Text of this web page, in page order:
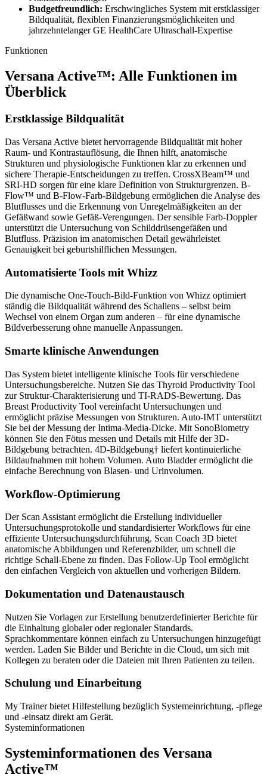
Budgetfreundlich: Erschwingliches System mit erstklassiger
Bildqualität, flexiblen Finanzierungsmöglichkeiten und
jahrzehntelanger GE HealthCare Ultraschall-Expertise
Funktionen
Versana Active™: Alle Funktionen im
Überblick
Erstklassige Bildqualität
Das Versana Active bietet hervorragende Bildqualität mit hoher
Raum- und Kontrastauflösung, die Ihnen hilft, anatomische
Strukturen und physiologische Funktionen klar zu erkennen und
sichere Therapie-Entscheidungen zu treffen. CrossXBeam™ und
SRI-HD sorgen für eine klare Definition von Strukturgrenzen. B-
Flow™ und B-Flow-Farb-Bildgebung ermöglichen die Analyse des
Blutflusses und die Erkennung von Unregelmäßigkeiten an der
Gefäßwand sowie Gefäß-Verengungen. Der sensible Farb-Doppler
unterstützt die Untersuchung von Schilddrüsengefäßen und
Blutfluss. Präzision im anatomischen Detail gewährleistet
Genauigkeit bei geburtshilflichen Messungen.
Automatisierte Tools mit Whizz
Die dynamische One-Touch-Bild-Funktion von Whizz optimiert
ständig die Bildqualität während des Schallens – selbst beim
Wechsel von einem Organ zum anderen – für eine dynamische
Bildverbesserung ohne manuelle Anpassungen.
Smarte klinische Anwendungen
Das System bietet intelligente klinische Tools für verschiedene
Untersuchungsbereiche. Nutzen Sie das Thyroid Productivity Tool
zur Struktur-Charakterisierung und TI-RADS-Bewertung. Das
Breast Productivity Tool vereinfacht Untersuchungen und
ermöglicht präzise Messungen von Strukturen. Auto-IMT unterstützt
Sie bei der Messung der Intima-Media-Dicke. Mit SonoBiometry
können Sie den Fötus messen und Details mit Hilfe der 3D-
Bildgebung betrachten. 4D-Bildgebung† liefert kontinuierliche
Bildaufnahmen mit hohem Volumen. Auto Bladder ermöglicht die
einfache Berechnung von Blasen- und Urinvolumen.
Workflow-Optimierung
Der Scan Assistant ermöglicht die Erstellung individueller
Untersuchungsprotokolle und standardisierter Workflows für eine
effiziente Untersuchungsdurchführung. Scan Coach 3D bietet
anatomische Abbildungen und Referenzbilder, um schnell die
richtige Schall-Ebene zu finden. Das Follow-Up Tool ermöglicht
den einfachen Vergleich von aktuellen und vorherigen Bildern.
Dokumentation und Datenaustausch
Nutzen Sie Vorlagen zur Erstellung benutzerdefinierter Berichte für
die Einhaltung globaler oder regionaler Standards.
Sprachkommentare können einfach zu Untersuchungen hinzugefügt
werden. Laden Sie Bilder und Berichte in die Cloud, um sich mit
Kollegen zu beraten oder die Dateien mit Ihren Patienten zu teilen.
Schulung und Einarbeitung
My Trainer bietet Hilfestellung bezüglich Systemeinrichtung, -pflege
und -einsatz direkt am Gerät.
Systeminformationen
Systeminformationen des Versana
Active™